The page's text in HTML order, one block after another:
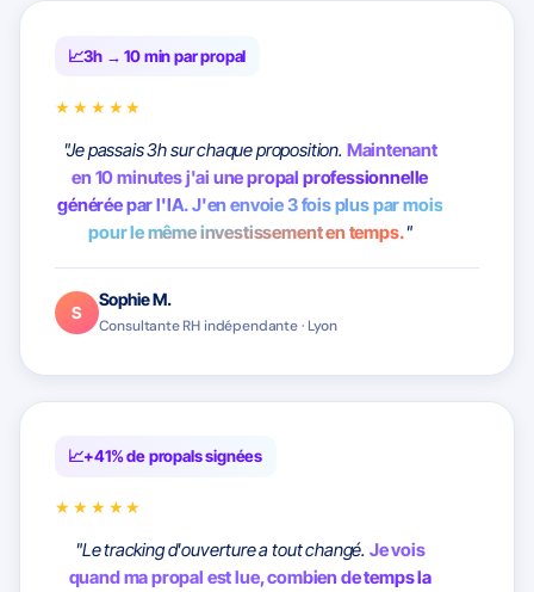
3h → 10 min par propal
★★★★★
"Je passais 3h sur chaque proposition. Maintenant
en 10 minutes j'ai une propal professionnelle
générée par l'IA. J'en envoie 3 fois plus par mois
pour le même investissement en temps."
S
Sophie M.
Consultante RH indépendante · Lyon
+41% de propals signées
★★★★★
"Le tracking d'ouverture a tout changé. Je vois
quand ma propal est lue, combien de temps la